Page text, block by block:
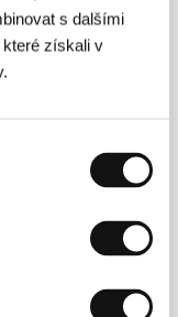
s dalšími
které získali v